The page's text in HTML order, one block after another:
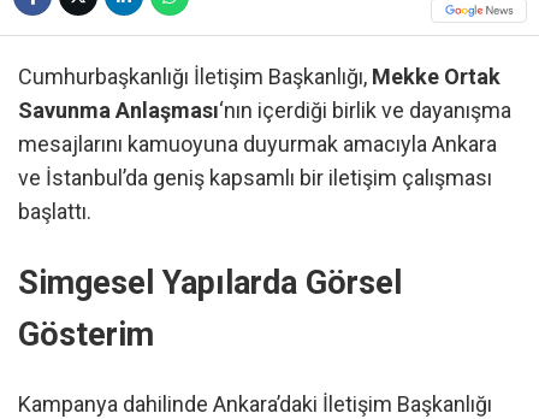
Cumhurbaşkanlığı İletişim Başkanlığı, Mekke Ortak
Savunma Anlaşması‘nın içerdiği birlik ve dayanışma
mesajlarını kamuoyuna duyurmak amacıyla Ankara
ve İstanbul’da geniş kapsamlı bir iletişim çalışması
başlattı.
Simgesel Yapılarda Görsel
Gösterim
Kampanya dahilinde Ankara’daki İletişim Başkanlığı